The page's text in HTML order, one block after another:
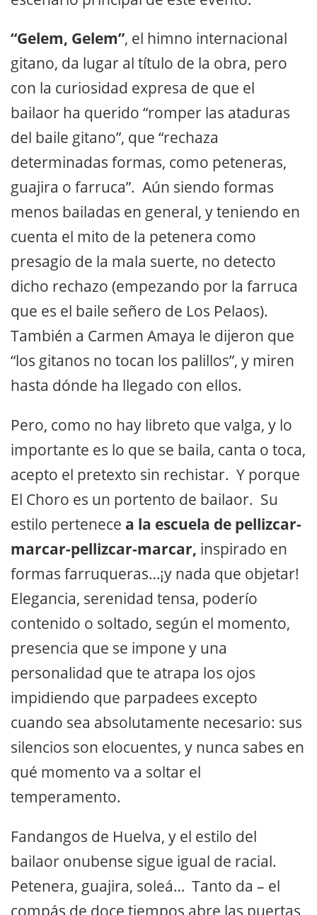
“Gelem, Gelem”, el himno internacional
gitano, da lugar al título de la obra, pero
con la curiosidad expresa de que el
bailaor ha querido “romper las ataduras
del baile gitano”, que “rechaza
determinadas formas, como peteneras,
guajira o farruca”. Aún siendo formas
menos bailadas en general, y teniendo en
cuenta el mito de la petenera como
presagio de la mala suerte, no detecto
dicho rechazo (empezando por la farruca
que es el baile señero de Los Pelaos).
También a Carmen Amaya le dijeron que
“los gitanos no tocan los palillos”, y miren
hasta dónde ha llegado con ellos.
Pero, como no hay libreto que valga, y lo
importante es lo que se baila, canta o toca,
acepto el pretexto sin rechistar. Y porque
El Choro es un portento de bailaor. Su
estilo pertenece a la escuela de pellizcar-
marcar-pellizcar-marcar, inspirado en
formas farruqueras…¡y nada que objetar!
Elegancia, serenidad tensa, poderío
contenido o soltado, según el momento,
presencia que se impone y una
personalidad que te atrapa los ojos
impidiendo que parpadees excepto
cuando sea absolutamente necesario: sus
silencios son elocuentes, y nunca sabes en
qué momento va a soltar el
temperamento.
Fandangos de Huelva, y el estilo del
bailaor onubense sigue igual de racial.
Petenera, guajira, soleá… Tanto da – el
compás de doce tiempos abre las puertas